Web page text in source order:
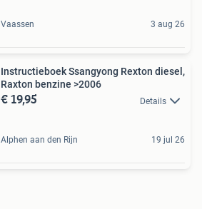
Vaassen 3 aug 26
Instructieboek Ssangyong Rexton diesel,
Raxton benzine >2006
€ 19,95 Details
Alphen aan den Rijn 19 jul 26